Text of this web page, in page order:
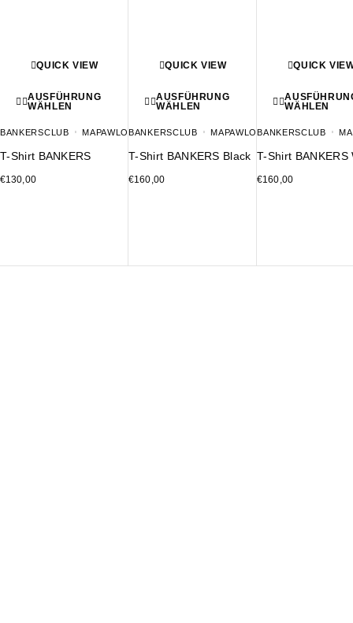
QUICK VIEW
AUSFÜHRUNG
WÄHLEN
BANKERSCLUB MAPAWLO
T-Shirt BANKERS
€130,00
QUICK VIEW
AUSFÜHRUNG
WÄHLEN
BANKERSCLUB MAPAWLO
T-Shirt BANKERS Black
€160,00
QUICK
WÄHLEN
BANKERSCLUB
T-Shirt BANKERS
€160,00